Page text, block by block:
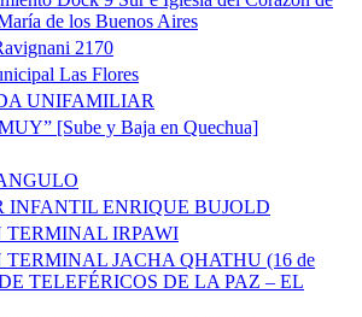
de los Buenos Aires
2170
Las Flores
UNIFAMILIAR
[Sube y Baja en Quechua]
INFANTIL ENRIQUE BUJOLD
TERMINAL IRPAWI
TERMINAL JACHA QHATHU (16 de
TELEFÉRICOS DE LA PAZ – EL